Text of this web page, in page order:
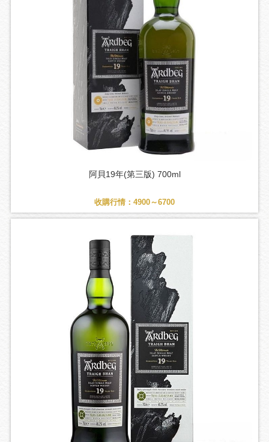
阿貝19年(第三版) 700ml
收購行情：4900～6700